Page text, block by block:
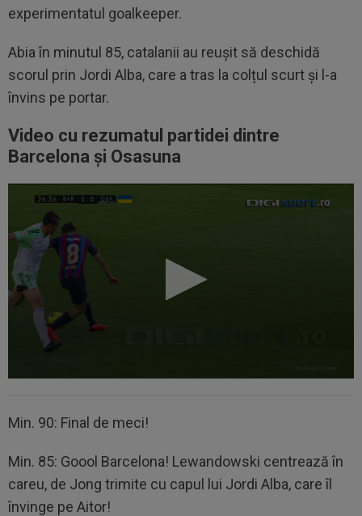
experimentatul goalkeeper.
Abia în minutul 85, catalanii au reușit să deschidă
scorul prin Jordi Alba, care a tras la colțul scurt și l-a
învins pe portar.
Video cu rezumatul partidei dintre
Barcelona și Osasuna
Min. 90: Final de meci!
Min. 85: Goool Barcelona! Lewandowski centrează în
careu, de Jong trimite cu capul lui Jordi Alba, care îl
învinge pe Aitor!